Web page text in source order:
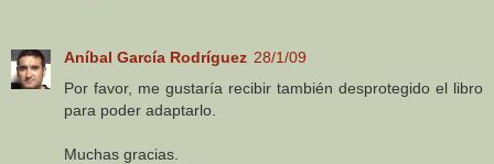
Aníbal García Rodríguez 28/1/09
Por favor, me gustaría recibir también desprotegido el libro
para poder adaptarlo.
Muchas gracias.